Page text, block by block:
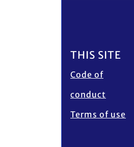
Footer
THIS SITE
Code of
conduct
Terms of use